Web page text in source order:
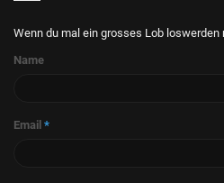
Wenn du mal ein grosses Lob
Name
Email *